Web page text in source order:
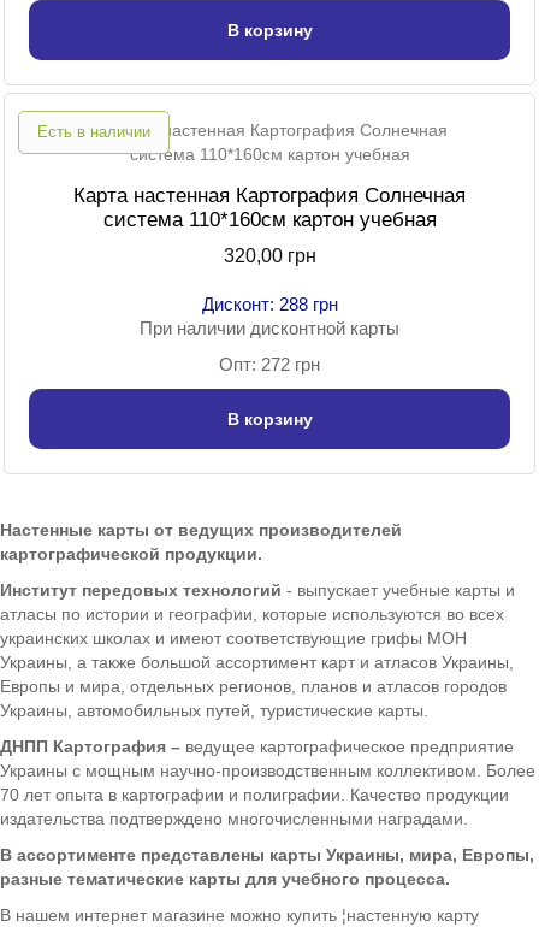
В корзину
Есть в наличии
Карта настенная Картография Солнечная
система 110*160см картон учебная
320,00 грн
Дисконт: 288 грн
При наличии дисконтной карты
Опт: 272 грн
В корзину
Настенные карты от ведущих производителей
картографической продукции.
Институт передовых технологий - выпускает учебные карты и
атласы по истории и географии, которые используются во всех
украинских школах и имеют соответствующие грифы МОН
Украины, а также большой ассортимент карт и атласов Украины,
Европы и мира, отдельных регионов, планов и атласов городов
Украины, автомобильных путей, туристические карты.
ДНПП Картография – ведущее картографическое предприятие
Украины с мощным научно-производственным коллективом. Более
70 лет опыта в картографии и полиграфии. Качество продукции
издательства подтверждено многочисленными наградами.
В ассортименте представлены карты Украины, мира, Европы,
разные тематические карты для учебного процесса.
В нашем интернет магазине можно купить ¦настенную карту